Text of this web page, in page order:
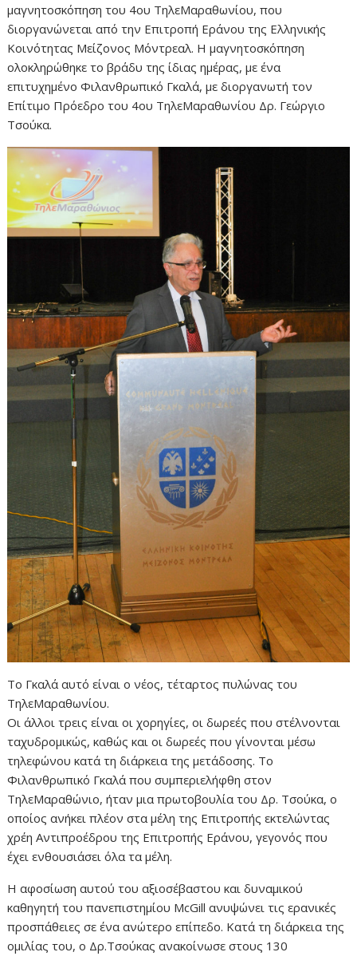
μαγνητοσκόπηση του 4ου ΤηλεΜαραθωνίου, που
διοργανώνεται από την Επιτροπή Εράνου της Ελληνικής
Κοινότητας Μείζονος Μόντρεαλ. Η μαγνητοσκόπηση
ολοκληρώθηκε το βράδυ της ίδιας ημέρας, με ένα
επιτυχημένο Φιλανθρωπικό Γκαλά, με διοργανωτή τον
Επίτιμο Πρόεδρο του 4ου ΤηλεΜαραθωνίου Δρ. Γεώργιο
Τσούκα.
Το Γκαλά αυτό είναι ο νέος, τέταρτος πυλώνας του
ΤηλεΜαραθωνίου.
Οι άλλοι τρεις είναι οι χορηγίες, οι δωρεές που στέλνονται
ταχυδρομικώς, καθώς και οι δωρεές που γίνονται μέσω
τηλεφώνου κατά τη διάρκεια της μετάδοσης. Το
Φιλανθρωπικό Γκαλά που συμπεριελήφθη στον
ΤηλεΜαραθώνιο, ήταν μια πρωτοβουλία του Δρ. Τσούκα, ο
οποίος ανήκει πλέον στα μέλη της Επιτροπής εκτελώντας
χρέη Αντιπροέδρου της Επιτροπής Εράνου, γεγονός που
έχει ενθουσιάσει όλα τα μέλη.
Η αφοσίωση αυτού του αξιοσέβαστου και δυναμικού
καθηγητή του πανεπιστημίου McGill ανυψώνει τις ερανικές
προσπάθειες σε ένα ανώτερο επίπεδο. Κατά τη διάρκεια της
ομιλίας του, ο Δρ.Τσούκας ανακοίνωσε στους 130